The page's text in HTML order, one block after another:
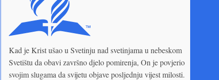
Kad je Krist ušao u Svetinju nad svetinjama u nebeskom
Svetištu da obavi završno djelo pomirenja, On je povjerio
svojim slugama da svijetu objave posljednju vijest milosti.